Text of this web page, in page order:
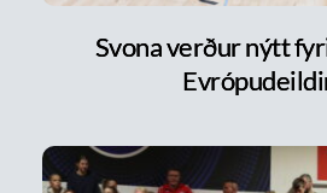
Svona verður nýtt